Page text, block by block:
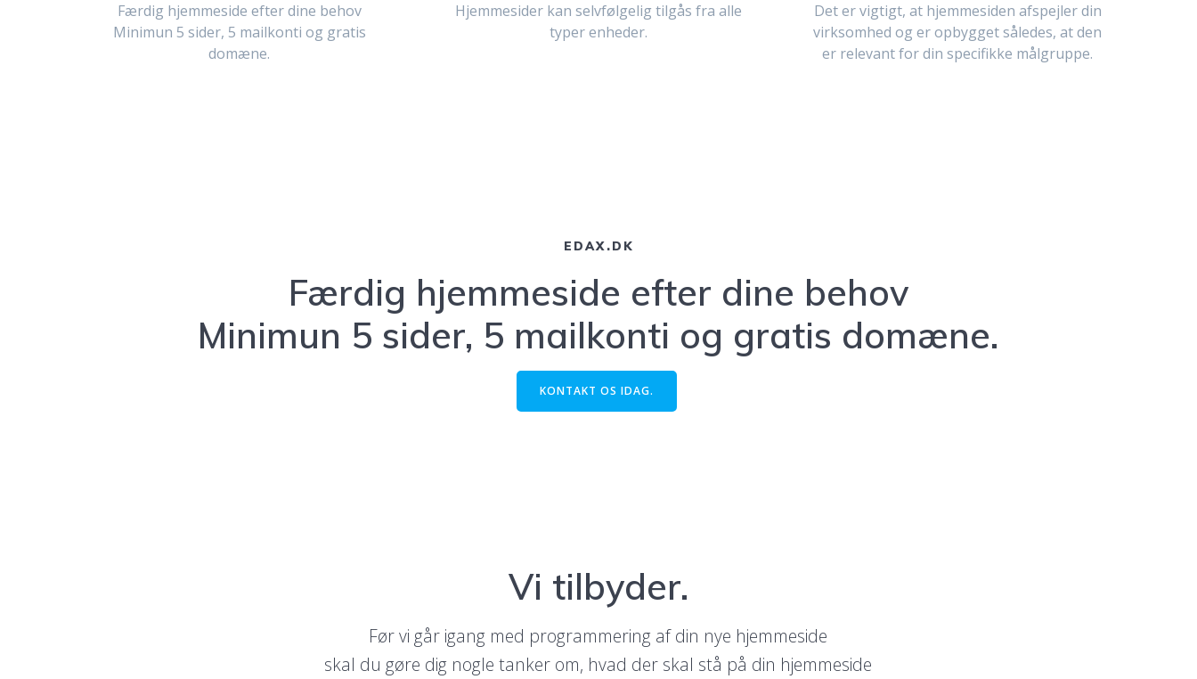
Færdig hjemmeside efter dine behov
Minimun 5 sider, 5 mailkonti og gratis
domæne.
Hjemmesider kan selvfølgelig tilgås fra alle
typer enheder.
Det er vigtigt, at hjemmesiden afspejler din
virksomhed og er opbygget således, at den
er relevant for din specifikke målgruppe.
EDAX.DK
Færdig hjemmeside efter dine behov
Minimun 5 sider, 5 mailkonti og gratis domæne.
KONTAKT OS IDAG.
Vi tilbyder.
Før vi går igang med programmering af din nye hjemmeside
skal du gøre dig nogle tanker om, hvad der skal stå på din hjemmeside